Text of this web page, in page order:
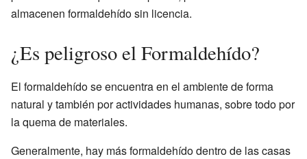
almacenen formaldehído sin licencia.
¿Es peligroso el Formaldehído?
El formaldehído se encuentra en el ambiente de forma
natural y también por actividades humanas, sobre todo por
la quema de materiales.
Generalmente, hay más formaldehído dentro de las casas